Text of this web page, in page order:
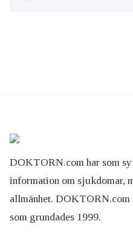
DOKTORN.com har som
information om sjukdomar,
allmänhet.
som grundades 1999.